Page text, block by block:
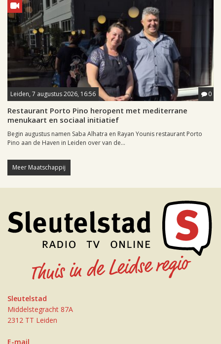
Leiden, 7 augustus 2026, 16:56 0
Restaurant Porto Pino heropent met mediterrane
menukaart en sociaal initiatief
Begin augustus namen Saba Alhatra en Rayan Younis restaurant Porto
Pino aan de Haven in Leiden over van de...
Meer Maatschappij
Sleutelstad
Middelstegracht 87A
2312 TT Leiden
E-mail